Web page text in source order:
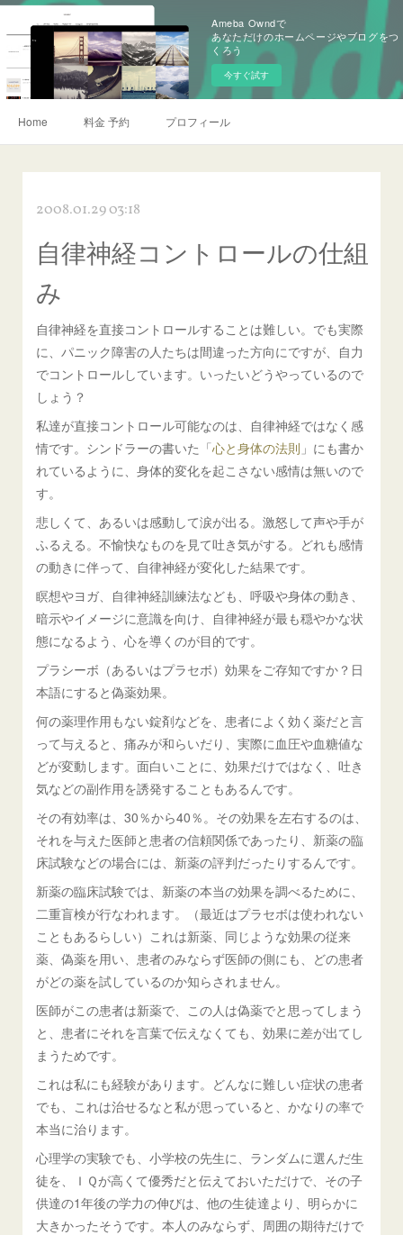
Ameba Owndで
あなただけのホームページやブログをつ
くろう
今すぐ試す
Home 料金 予約 プロフィール
2008.01.29 03:18
自律神経コントロールの仕組
み
自律神経を直接コントロールすることは難しい。でも実際
に、パニック障害の人たちは間違った方向にですが、自力
でコントロールしています。いったいどうやっているので
しょう？
私達が直接コントロール可能なのは、自律神経ではなく感
情です。シンドラーの書いた「心と身体の法則 」にも書か
れているように、身体的変化を起こさない感情は無いので
す。
悲しくて、あるいは感動して涙が出る。激怒して声や手が
ふるえる。不愉快なものを見て吐き気がする。どれも感情
の動きに伴って、自律神経が変化した結果です。
瞑想やヨガ、自律神経訓練法なども、呼吸や身体の動き、
暗示やイメージに意識を向け、自律神経が最も穏やかな状
態になるよう、心を導くのが目的です。
プラシーボ（あるいはプラセボ）効果をご存知ですか？日
本語にすると偽薬効果。
何の薬理作用もない錠剤などを、患者によく効く薬だと言
って与えると、痛みが和らいだり、実際に血圧や血糖値な
どが変動します。面白いことに、効果だけではなく、吐き
気などの副作用を誘発することもあるんです。
その有効率は、30％から40％。その効果を左右するのは、
それを与えた医師と患者の信頼関係であったり、新薬の臨
床試験などの場合には、新薬の評判だったりするんです。
新薬の臨床試験では、新薬の本当の効果を調べるために、
二重盲検が行なわれます。（最近はプラセボは使われない
こともあるらしい）これは新薬、同じような効果の従来
薬、偽薬を用い、患者のみならず医師の側にも、どの患者
がどの薬を試しているのか知らされません。
医師がこの患者は新薬で、この人は偽薬でと思ってしまう
と、患者にそれを言葉で伝えなくても、効果に差が出てし
まうためです。
これは私にも経験があります。どんなに難しい症状の患者
でも、これは治せるなと私が思っていると、かなりの率で
本当に治ります。
心理学の実験でも、小学校の先生に、ランダムに選んだ生
徒を、ＩＱが高くて優秀だと伝えておいただけで、その子
供達の1年後の学力の伸びは、他の生徒達より、明らかに
大きかったそうです。本人のみならず、周囲の期待だけで